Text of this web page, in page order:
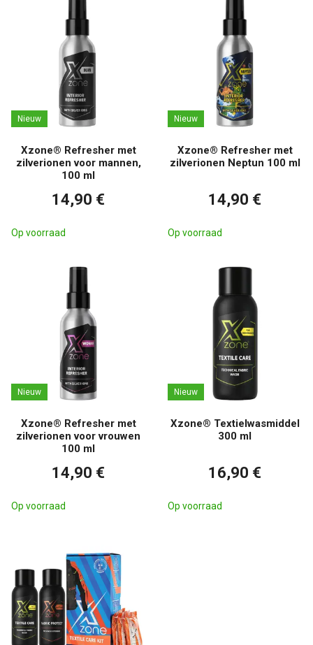
Nieuw
Xzone® Refresher met
zilverionen voor mannen,
100 ml
14,90 €
Op voorraad
Nieuw
Xzone® Refresher met
zilverionen Neptun 100 ml
14,90 €
Op voorraad
Nieuw
Xzone® Refresher met
zilverionen voor vrouwen
100 ml
14,90 €
Op voorraad
Nieuw
Xzone® Textielwasmiddel
300 ml
16,90 €
Op voorraad